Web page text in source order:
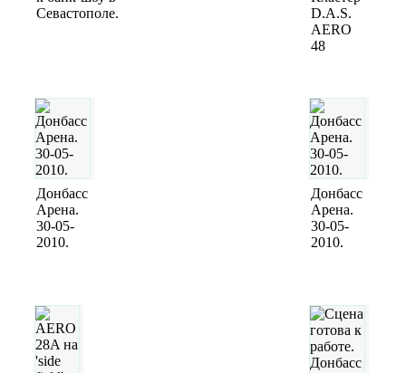
Севастополе.
D.A.S.
AERO
48
Донбасс
Арена.
30-05-
2010.
Донбасс
Арена.
30-05-
2010.